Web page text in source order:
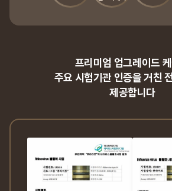
프리미엄 업그레이드
주요 시험기관 인증을 거친
제공합니다